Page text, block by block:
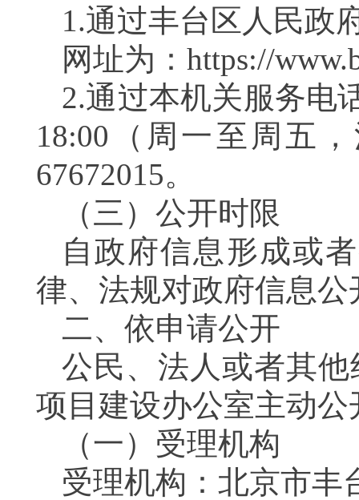
1.通过丰台区人民政
网址为： https://
2.通过本机关服务电
18:00（周一至周五
67672015。
（三）公开时限
自政府信息形成或
律、法规对政府信息
二、依申请公开
公民、法人或者其
项目建设办公室主动
（一）受理机构
受理机构：北京市